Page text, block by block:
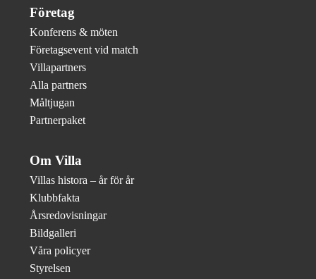
Företag
Konferens & möten
Företagsevent vid match
Villapartners
Alla partners
Måltjugan
Partnerpaket
Om Villa
Villas histora – år för år
Klubbfakta
Årsredovisningar
Bildgalleri
Våra policyer
Styrelsen